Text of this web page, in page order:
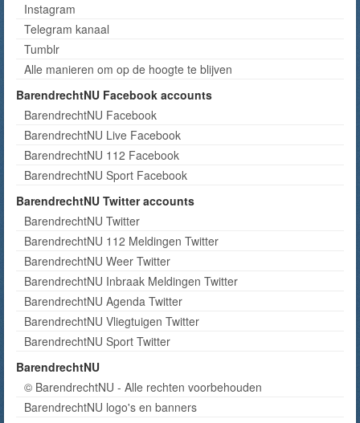
Instagram
Telegram kanaal
Tumblr
Alle manieren om op de hoogte te blijven
BarendrechtNU Facebook accounts
BarendrechtNU Facebook
BarendrechtNU Live Facebook
BarendrechtNU 112 Facebook
BarendrechtNU Sport Facebook
BarendrechtNU Twitter accounts
BarendrechtNU Twitter
BarendrechtNU 112 Meldingen Twitter
BarendrechtNU Weer Twitter
BarendrechtNU Inbraak Meldingen Twitter
BarendrechtNU Agenda Twitter
BarendrechtNU Vliegtuigen Twitter
BarendrechtNU Sport Twitter
BarendrechtNU
© BarendrechtNU - Alle rechten voorbehouden
BarendrechtNU logo's en banners